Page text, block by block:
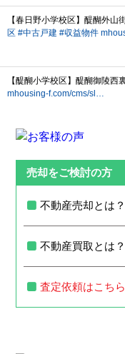
売却をご検討の方
不動産売却とは？
不動産買取とは？
査定依頼はこちら